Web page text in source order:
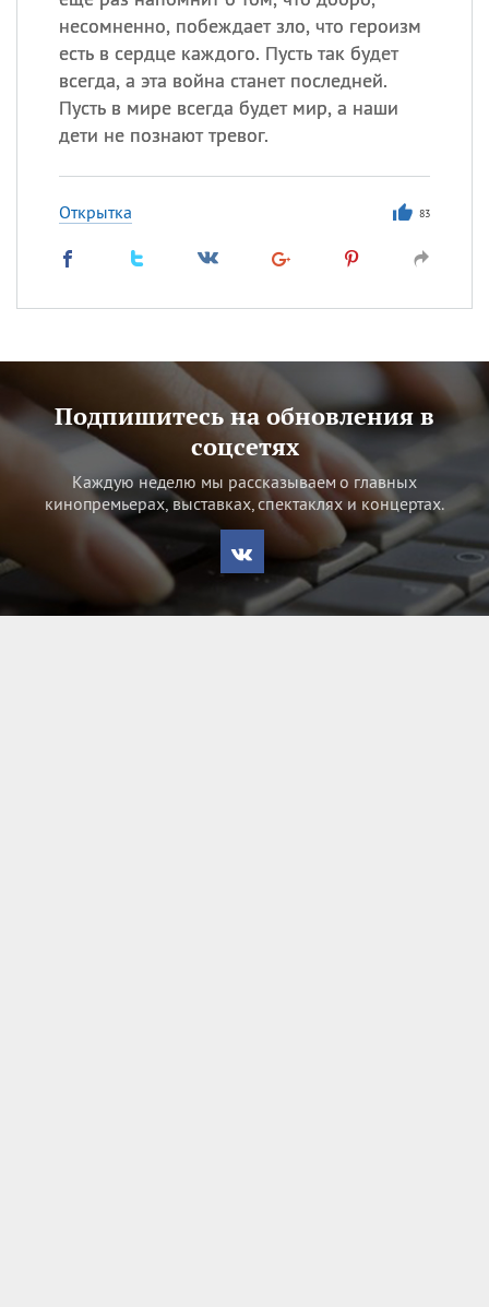
несомненно, побеждает зло, что героизм
есть в сердце каждого. Пусть так будет
всегда, а эта война станет последней.
Пусть в мире всегда будет мир, а наши
дети не познают тревог.
Открытка 83
Подпишитесь на обновления в
соцсетях
Каждую неделю мы рассказываем о главных
кинопремьерах, выставках, спектаклях и концертах.